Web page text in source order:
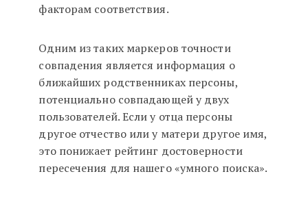
факторам соответствия.
Одним из таких маркеров точности
совпадения является информация о
ближайших родственниках персоны,
потенциально совпадающей у двух
пользователей. Если у отца персоны
другое отчество или у матери другое имя,
это понижает рейтинг достоверности
пересечения для нашего «умного поиска».